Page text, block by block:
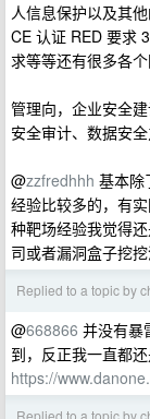
人信息保护以及其
CE 认证 RED 要求
求等等还有很多各
管理向，企业安全
安全审计、数据安全
@zzfredhhh 基本除
经验比较多的，有
种靶场经验我觉得
司或者漏洞盒子挖
Replied to a topic by
@668866 并没有暴
到，反正我一直都
https://
Replied to a topic by